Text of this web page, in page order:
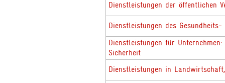
Dienstleistungen der öffentlichen
Dienstleistungen des
Dienstleistungen für
Sicherheit
Dienstleistungen in